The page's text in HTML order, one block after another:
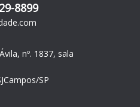
8899
nº. 1837, sala
SP